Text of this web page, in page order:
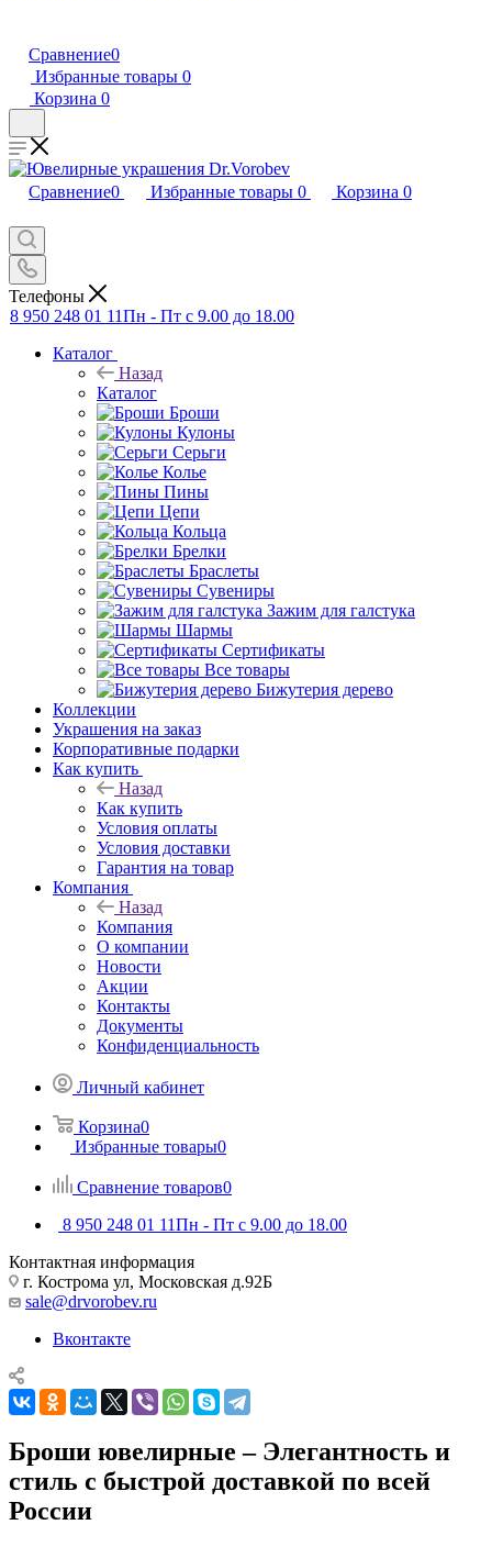
Сравнение0
Избранные товары 0
Корзина 0
Сравнение0 Избранные товары 0 Корзина 0
Телефоны
8 950 248 01 11Пн - Пт с 9.00 до 18.00
Каталог
Назад
Каталог
Броши
Кулоны
Серьги
Колье
Пины
Цепи
Кольца
Брелки
Браслеты
Сувениры
Зажим для галстука
Шармы
Сертификаты
Все товары
Бижутерия дерево
Коллекции
Украшения на заказ
Корпоративные подарки
Как купить
Назад
Как купить
Условия оплаты
Условия доставки
Гарантия на товар
Компания
Назад
Компания
О компании
Новости
Акции
Контакты
Документы
Конфиденциальность
Личный кабинет
Корзина0
Избранные товары0
Сравнение товаров0
8 950 248 01 11Пн - Пт с 9.00 до 18.00
Контактная информация
г. Кострома ул, Московская д.92Б
sale@drvorobev.ru
Вконтакте
Броши ювелирные – Элегантность и
стиль с быстрой доставкой по всей
России